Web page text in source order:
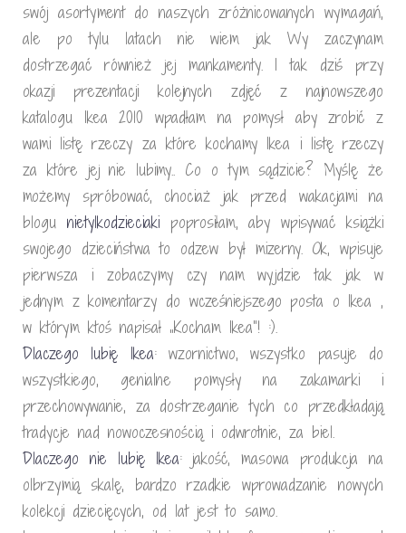
swój asortyment do naszych zróżnicowanych wymagań,
ale po tylu latach nie wiem jak Wy zaczynam
dostrzegać również jej mankamenty. I tak dziś przy
okazji prezentacji kolejnych zdjęć z najnowszego
katalogu Ikea 2010 wpadłam na pomysł aby zrobić z
wami listę rzeczy za które kochamy Ikea i listę rzeczy
za które jej nie lubimy.. Co o tym sądzicie? Myślę że
możemy spróbować, chociaż jak przed wakacjami na
blogu nietylkodzieciakipoprosiłam, aby wpisywać książki
swojego dzieciństwa to odzew był mizerny. Ok, wpisuje
pierwsza i zobaczymy czy nam wyjdzie tak jak w
jednym z komentarzy do wcześniejszego posta o Ikea ,
w którym ktoś napisał „Kocham Ikea”! :).
Dlaczego lubię Ikea: wzornictwo, wszystko pasuje do
wszystkiego, genialne pomysły na zakamarki i
przechowywanie, za dostrzeganie tych co przedkładają
tradycje nad nowoczesnością i odwrotnie, za biel.
Dlaczego nie lubię Ikea: jakość, masowa produkcja na
olbrzymią skalę, bardzo rzadkie wprowadzanie nowych
kolekcji dziecięcych, od lat jest to samo.